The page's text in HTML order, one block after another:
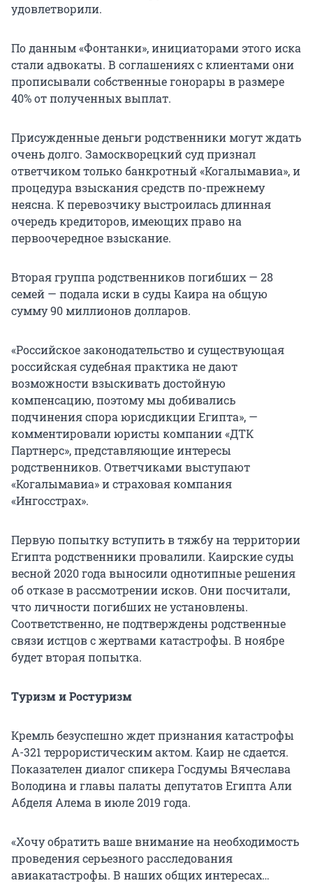
удовлетворили.
По данным «Фонтанки», инициаторами этого иска
стали адвокаты. В соглашениях с клиентами они
прописывали собственные гонорары в размере
40% от полученных выплат.
Присужденные деньги родственники могут ждать
очень долго. Замоскворецкий суд признал
ответчиком только банкротный «Когалымавиа», и
процедура взыскания средств по-прежнему
неясна. К перевозчику выстроилась длинная
очередь кредиторов, имеющих право на
первоочередное взыскание.
Вторая группа родственников погибших — 28
семей — подала иски в суды Каира на общую
сумму 90 миллионов долларов.
«Российское законодательство и существующая
российская судебная практика не дают
возможности взыскивать достойную
компенсацию, поэтому мы добивались
подчинения спора юрисдикции Египта», —
комментировали юристы компании «ДТК
Партнерс», представляющие интересы
родственников. Ответчиками выступают
«Когалымавиа» и страховая компания
«Ингосстрах».
Первую попытку вступить в тяжбу на территории
Египта родственники провалили. Каирские суды
весной 2020 года выносили однотипные решения
об отказе в рассмотрении исков. Они посчитали,
что личности погибших не установлены.
Соответственно, не подтверждены родственные
связи истцов с жертвами катастрофы. В ноябре
будет вторая попытка.
Туризм и Ростуризм
Кремль безуспешно ждет признания катастрофы
А-321 террористическим актом. Каир не сдается.
Показателен диалог спикера Госдумы Вячеслава
Володина и главы палаты депутатов Египта Али
Абделя Алема в июле 2019 года.
«Хочу обратить ваше внимание на необходимость
проведения серьезного расследования
авиакатастрофы. В наших общих интересах…